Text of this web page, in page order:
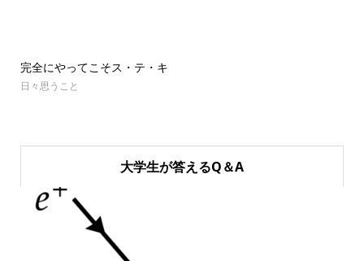
完全にやってこそス・テ・キ
日々思うこと
大学生が答えるQ＆A